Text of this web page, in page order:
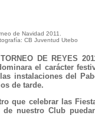
de Navidad 2011.
CB Juventud Utebo
TORNEO DE REYES
el carácter
instalaciones del
de tarde.
que celebrar las
nuestro Club